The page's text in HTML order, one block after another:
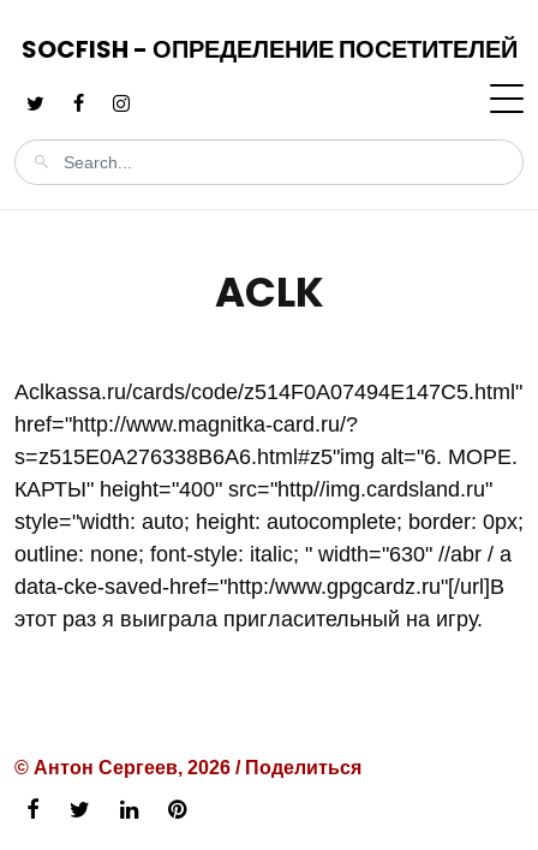
SOCFISH - ОПРЕДЕЛЕНИЕ ПОСЕТИТЕЛЕЙ
ACLK
Aclkassa.ru/cards/code/z514F0A07494E147C5.html"
href="http://www.magnitka-card.ru/?
s=z515E0A276338B6A6.html#z5"img alt="6. МОРЕ.
КАРТЫ" height="400" src="http//img.cardsland.ru"
style="width: auto; height: autocomplete; border: 0px;
outline: none; font-style: italic; " width="630" //abr / a
data-cke-saved-href="http:/www.gpgcardz.ru"[/url]В
этот раз я выиграла пригласительный на игру.
© Антон Сергеев, 2026 / Поделиться